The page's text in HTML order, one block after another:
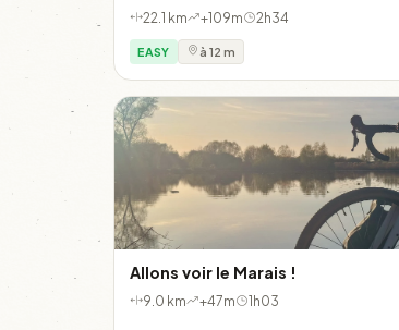
22.1 km +109m 2h34
EASY à 12 m
Allons voir le Marais !
9.0 km +47m 1h03